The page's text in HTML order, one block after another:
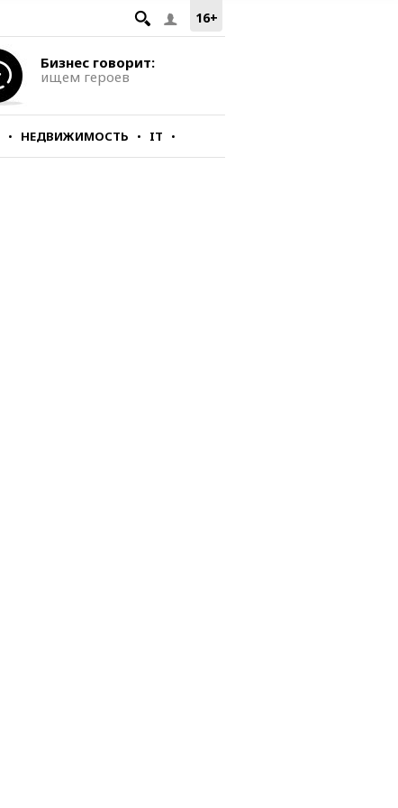
16+
Бизнес говорит:
ищем героев
НЕДВИЖИМОСТЬ IT